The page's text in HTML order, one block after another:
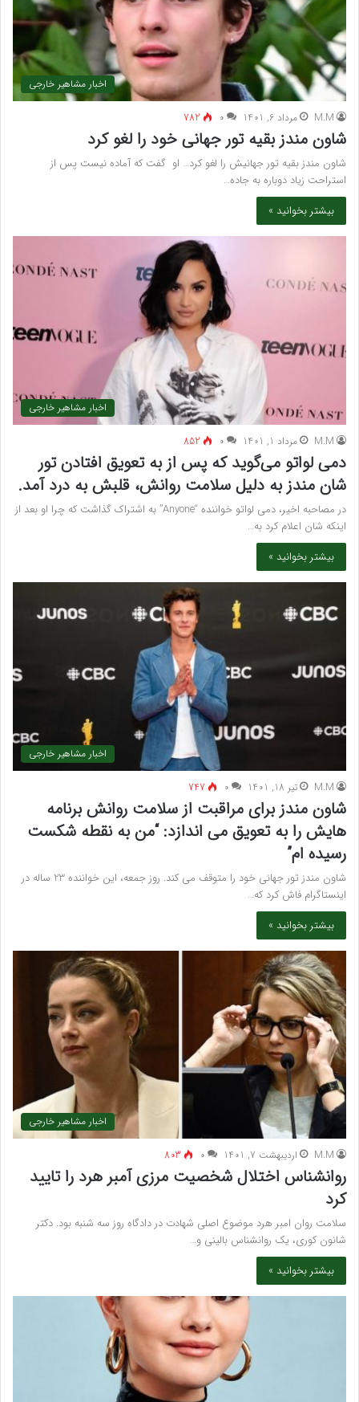
اخبار مشاهیر خارجی
M.M مرداد 6, 1401 ۰ 782
شاون مندز بقیه تور جهانی خود را لغو کرد
شاون مندز بقیه تور جهانیش را لغو کرد… او گفت که آماده نیست پس از
استراحت زیاد دوباره به جاده…
بیشتر بخوانید »
اخبار مشاهیر خارجی
M.M مرداد 1, 1401 ۰ 852
دمی لواتو می‌گوید که پس از به تعویق افتادن تور
شان مندز به دلیل سلامت روانش، قلبش به درد آمد.
در مصاحبه اخیر، دمی لواتو خواننده “Anyone” به اشتراک گذاشت که چرا او بعد از
اینکه شان اعلام کرد به…
بیشتر بخوانید »
اخبار مشاهیر خارجی
M.M تیر 18, 1401 ۰ 747
شاون مندز برای مراقبت از سلامت روانش برنامه
هایش را به تعویق می اندازد: “من به نقطه شکست
رسیده ام”
شاون مندز تور جهانی خود را متوقف می کند. روز جمعه، این خواننده 23 ساله در
اینستاگرام فاش کرد که…
بیشتر بخوانید »
اخبار مشاهیر خارجی
M.M اردیبهشت 7, 1401 ۰ 803
روانشناس اختلال شخصیت مرزی آمبر هرد را تایید
کرد
سلامت روان امبر هرد موضوع اصلی شهادت در دادگاه روز سه شنبه بود. دکتر
شانون کوری، یک روانشناس بالینی و…
بیشتر بخوانید »